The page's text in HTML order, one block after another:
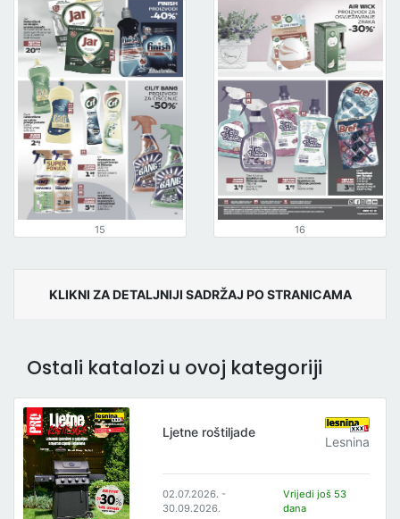
15 16
KLIKNI ZA DETALJNIJI SADRŽAJ PO STRANICAMA
Ostali katalozi u ovoj kategoriji
Ljetne roštiljade
Lesnina
02.07.2026. -
30.09.2026.
Vrijedi još 53
dana